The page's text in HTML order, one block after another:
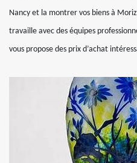
Nancy et la montrer vos biens à
travaille avec des équipes
vous propose des prix d’achat